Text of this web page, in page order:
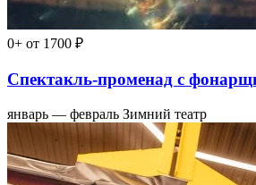
0+ от 1700 ₽
Спектакль-променад с
январь — февраль Зимний театр